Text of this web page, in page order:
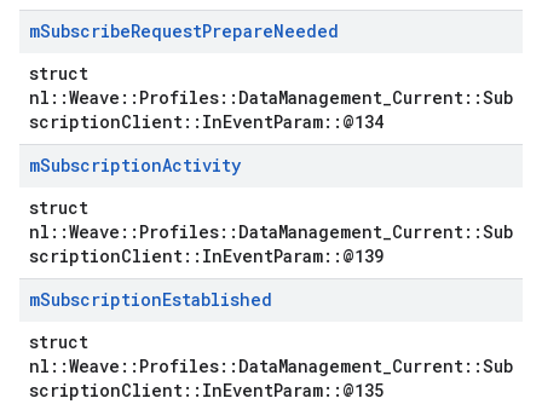
mSubscribeRequestPrepareNeeded
struct
nl::Weave::Profiles::DataManagement_Current::Sub
scriptionClient::InEventParam::@134
mSubscriptionActivity
struct
nl::Weave::Profiles::DataManagement_Current::Sub
scriptionClient::InEventParam::@139
mSubscriptionEstablished
struct
nl::Weave::Profiles::DataManagement_Current::Sub
scriptionClient::InEventParam::@135